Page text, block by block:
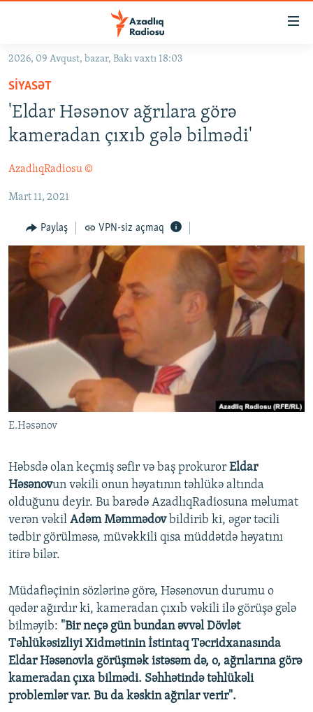
Əsas
qayıt
Əsas
naviqasiyaya
qayıt
Axtarışa
GÜNDƏM
#İZAHLA
KORRUPSIOMETR
FƏRQƏ BAX
QANUNI DOĞRU
ARAŞDIRMA
MULTIMEDIA
VIDEO
FOTOQALEREYA
KARIKATURA
RADIO ARXIV
OXU ZALI
AZƏRBAYCAN ƏDƏBIYYATI KITABXANASI
İSLAM VƏ DEMOKRATIYA
İZ - MƏDƏNIYYƏT PROQRAMI
HAQQIMIZDA
PEŞƏ ETIKASI VƏ JURNALISTIKA STANDARTLARIMIZ
MATERIALLARIMIZDAN ISTIFADƏ
AZADLIQRADIOSU MOBIL TELEFONUNUZDA
BIZIMLƏ ƏLAQƏ
BIZI IZLƏ
RFE/RL-in bütün saytları
2026, 09 Avqust, bazar, Bakı vaxtı 18:03
SIYASƏT
'Eldar Həsənov ağrılara görə
kameradan çıxıb gələ bilmədi'
AzadlıqRadiosu ©
Mart 11, 2021
Paylaş VPN-siz açmaq
E.Həsənov
Həbsdə olan keçmiş səfir və baş prokuror Eldar
Həsənovun vəkili onun həyatının təhlükə altında
olduğunu deyir. Bu barədə AzadlıqRadiosuna məlumat
verən vəkil Adəm Məmmədovbildirib ki, əgər təcili
tədbir görülməsə, müvəkkili qısa müddətdə həyatını
itirə bilər.
Müdafiəçinin sözlərinə görə, Həsənovun durumu o
qədər ağırdır ki, kameradan çıxıb vəkili ilə görüşə gələ
bilməyib: "Bir neçə gün bundan əvvəl Dövlət
Təhlükəsizliyi Xidmətinin İstintaq Təcridxanasında
Eldar Həsənovla görüşmək istəsəm də, o, ağrılarına görə
kameradan çıxa bilmədi. Səhhətində təhlükəli
problemlər var. Bu da kəskin ağrılar verir".